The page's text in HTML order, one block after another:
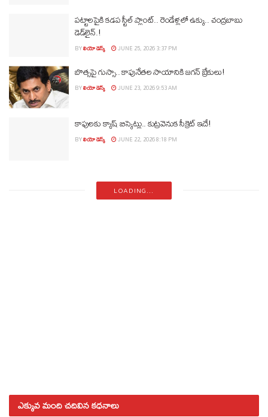
పట్టాలపైకి కడప స్టీల్‌ ప్లాంట్‌.. రెండేళ్లలో ఉక్కు.. చంద్రబాబు
డెడ్‌లైన్.!
BYలియో డెస్క్ JUNE 25, 2026 3:37 PM
బొత్సపై గుస్సా.. కాపునేతల సాయానికి జగన్ బ్రేకులు!
BYలియో డెస్క్ JUNE 23, 2026 9:53 AM
కాపులకు క్యాష్ బిస్కెట్లు.. కుట్రవెనుక సీక్రెట్ ఇదే!
BYలియో డెస్క్ JUNE 22, 2026 8:18 PM
LOADING...
ఎక్కువ మంది చదివిన కధనాలు